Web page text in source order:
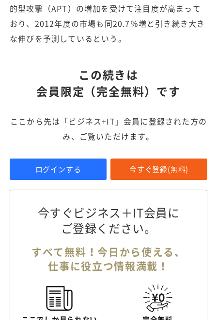
的型攻撃（APT）の増加を受けて注目度が高まって
おり、2012年度の市場も同20.7％増と引き続き大き
な伸びを予測しているという。
この続きは
会員限定（完全無料）です
ここから先は「ビジネス+IT」会員に登録された方の
み、ご覧いただけます。
ログインする 今すぐ登録(無料)
今すぐビジネス＋IT会員に
ご登録ください。
すべて無料！今日から使える、
仕事に役立つ情報満載！